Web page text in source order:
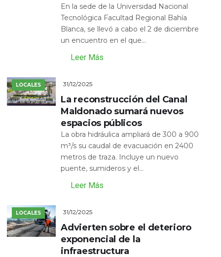
En la sede de la Universidad Nacional
Tecnológica Facultad Regional Bahía
Blanca, se llevó a cabo el 2 de diciembre
un encuentro en el que...
Leer Más
LOCALES 31/12/2025
La reconstrucción del Canal
Maldonado sumará nuevos
espacios públicos
La obra hidráulica ampliará de 300 a 900
m³/s su caudal de evacuación en 2400
metros de traza. Incluye un nuevo
puente, sumideros y el...
Leer Más
LOCALES 31/12/2025
Advierten sobre el deterioro
exponencial de la
infraestructura